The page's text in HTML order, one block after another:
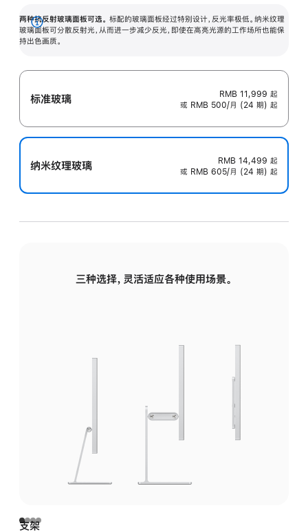
两种抗反射玻璃面板可选。 标配的玻璃面板经过特别设计，反光率极低。纳米纹理
玻璃面板可分散反射光，从而进一步减少反光，即使在高亮光源的工作场所也能保
持出色画质。
展
开
标准玻璃 RMB 11,999 起
或 RMB 500/月 (24 期) 起
纳米纹理玻璃 RMB 14,499 起
或 RMB 605/月 (24 期) 起
三种选择，灵活适应各种使用场景。
支架